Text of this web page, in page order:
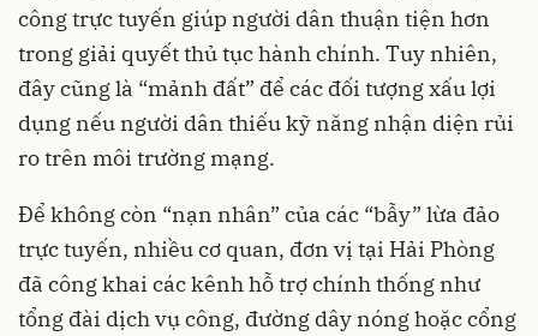
công trực tuyến giúp người dân thuận tiện hơn
trong giải quyết thủ tục hành chính. Tuy nhiên,
đây cũng là “mảnh đất” để các đối tượng xấu lợi
dụng nếu người dân thiếu kỹ năng nhận diện rủi
ro trên môi trường mạng.
Để không còn “nạn nhân” của các “bẫy” lừa đảo
trực tuyến, nhiều cơ quan, đơn vị tại Hải Phòng
đã công khai các kênh hỗ trợ chính thống như
tổng đài dịch vụ công, đường dây nóng hoặc cổng